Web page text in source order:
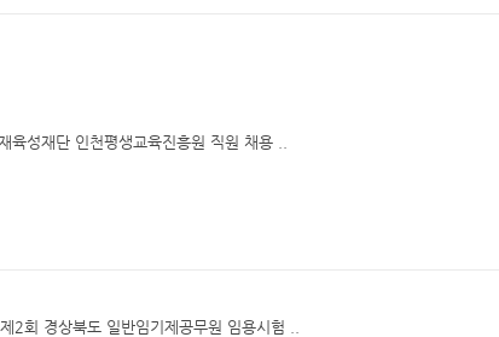
육성재단 인천평생교육진흥원 직원 채용 ..
2회 경상북도 일반임기제공무원 임용시험 ..